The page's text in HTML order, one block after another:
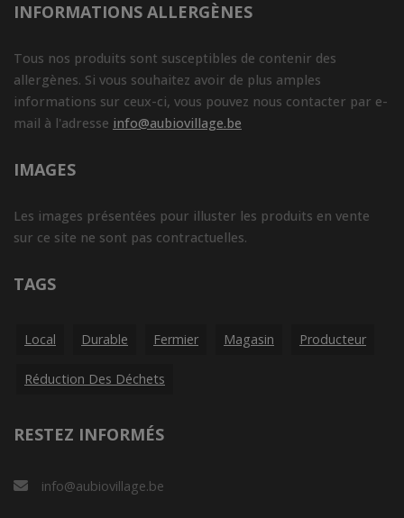
INFORMATIONS ALLERGÈNES
Tous nos produits sont susceptibles de contenir des
allergènes. Si vous souhaitez avoir de plus amples
informations sur ceux-ci, vous pouvez nous contacter par e-
mail à l'adresse info@aubiovillage.be
IMAGES
Les images présentées pour illuster les produits en vente
sur ce site ne sont pas contractuelles.
TAGS
Local Durable Fermier Magasin Producteur
Réduction Des Déchets
RESTEZ INFORMÉS
info@aubiovillage.be